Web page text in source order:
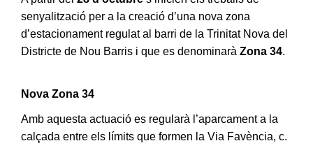
senyalització per a la creació d’una nova zona
d’estacionament regulat al barri de la Trinitat Nova del
Districte de Nou Barris i que es denominarà Zona 34.
Nova Zona 34
Amb aquesta actuació es regularà l’aparcament a la
calçada entre els límits que formen la Via Favència, c.